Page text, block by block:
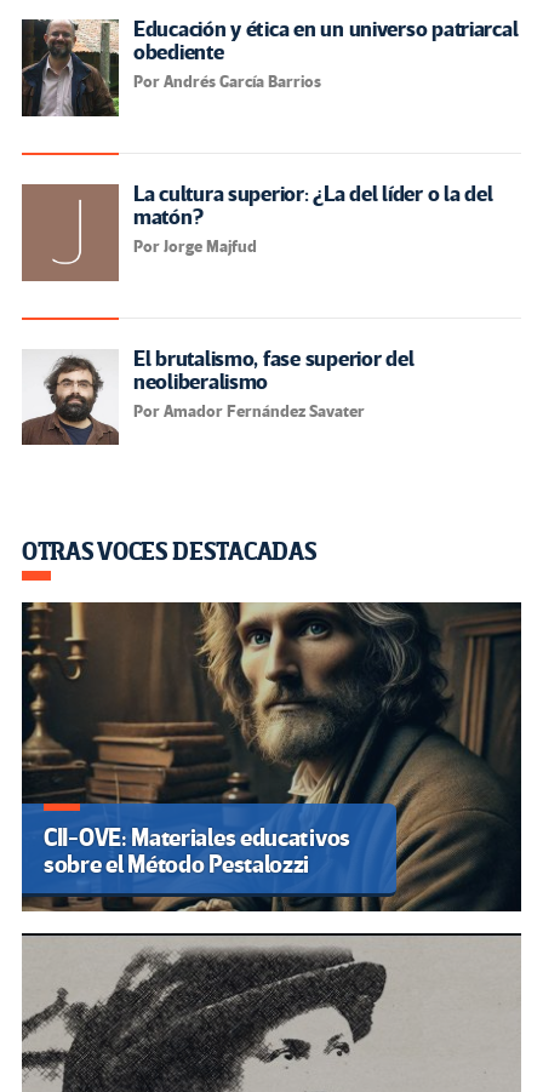
Educación y ética en un universo patriarcal
obediente
Por Andrés García Barrios
La cultura superior: ¿La del líder o la del
matón?
Por Jorge Majfud
El brutalismo, fase superior del
neoliberalismo
Por Amador Fernández Savater
OTRAS VOCES DESTACADAS
CII-OVE: Materiales educativos
sobre el Método Pestalozzi